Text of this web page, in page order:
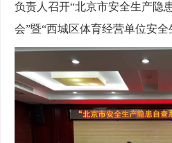
负责人召开“北京市安全生产隐
会”暨“西城区体育经营单位安全